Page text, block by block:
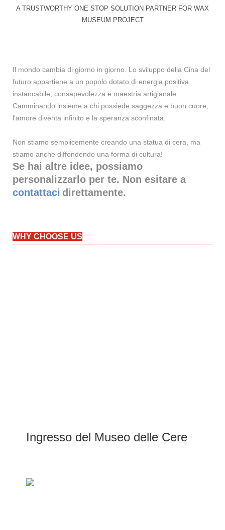
A TRUSTWORTHY ONE STOP SOLUTION PARTNER FOR WAX
MUSEUM PROJECT
Il mondo cambia di giorno in giorno. Lo sviluppo della Cina del
futuro appartiene a un popolo dotato di energia positiva
instancabile, consapevolezza e maestria artigianale.
Camminando insieme a chi possiede saggezza e buon cuore,
l'amore diventa infinito e la speranza sconfinata.
Non stiamo semplicemente creando una statua di cera, ma
stiamo anche diffondendo una forma di cultura!
Se hai altre idee, possiamo
personalizzarlo per te. Non esitare a
contattaci direttamente.
WHY CHOOSE US
Ingresso del Museo delle Cere